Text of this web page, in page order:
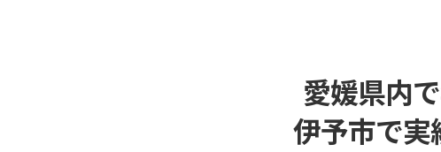
2026/07/13 エアコン
愛媛県内
伊予市で実